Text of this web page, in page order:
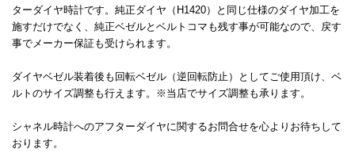
ターダイヤ時計です。純正ダイヤ（H1420）と同じ仕様のダイヤ加工を
施すだけでなく、純正ベゼルとベルトコマも残す事が可能なので、戻す
事でメーカー保証も受けられます。
ダイヤベゼル装着後も回転ベゼル（逆回転防止）としてご使用頂け、ベ
ルトのサイズ調整も行えます。※当店でサイズ調整も承ります。
シャネル時計へのアフターダイヤに関するお問合せを心よりお待ちして
おります。